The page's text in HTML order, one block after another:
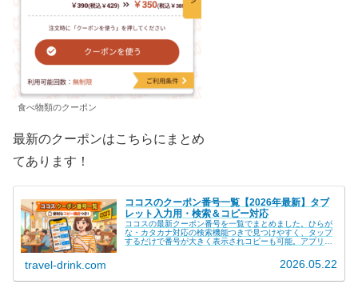
食べ物類のクーポン
最新のクーポンはこちらにまとめ
てあります！
ココスのクーポン番号一覧【2026年最新】タブ
レット入力用・検索＆コピー対応
ココスの最新クーポン番号を一覧でまとめました。ひらが
な・カタカナ対応の検索機能つきで見つけやすく、タップ
するだけで番号が大きく表示されコピーも可能。アプリな
ュー・メイン・ドリンク・アルコールまで全16件掲載。
travel-drink.com 2026.05.22